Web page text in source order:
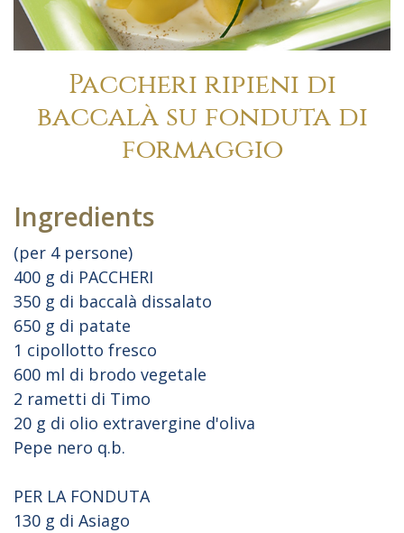
Paccheri ripieni di
baccalà su fonduta di
formaggio
Ingredients
(per 4 persone)
400 g di PACCHERI
350 g di baccalà dissalato
650 g di patate
1 cipollotto fresco
600 ml di brodo vegetale
2 rametti di Timo
20 g di olio extravergine d'oliva
Pepe nero q.b.
PER LA FONDUTA
130 g di Asiago